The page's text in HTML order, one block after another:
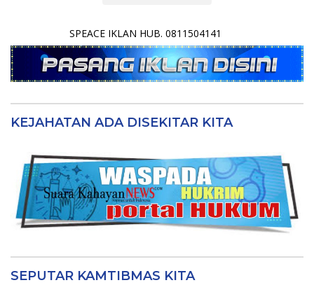
SPEACE IKLAN HUB. 0811504141
KEJAHATAN ADA DISEKITAR KITA
SEPUTAR KAMTIBMAS KITA